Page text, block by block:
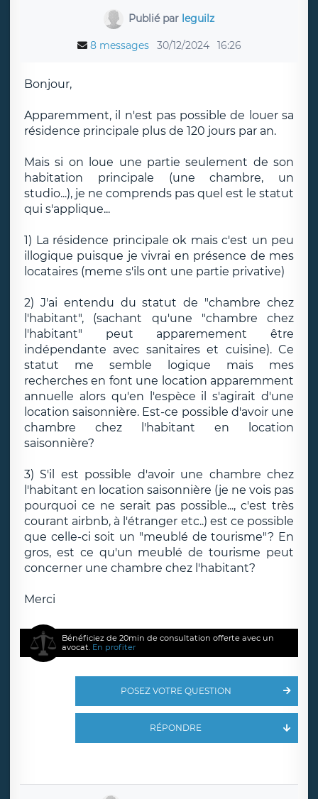
Publié par leguilz
8 messages 30/12/2024 16:26
Bonjour,
Apparemment, il n'est pas possible de louer sa
résidence principale plus de 120 jours par an.
Mais si on loue une partie seulement de son
habitation principale (une chambre, un
studio...), je ne comprends pas quel est le statut
qui s'applique...
1) La résidence principale ok mais c'est un peu
illogique puisque je vivrai en présence de mes
locataires (meme s'ils ont une partie privative)
2) J'ai entendu du statut de "chambre chez
l'habitant", (sachant qu'une "chambre chez
l'habitant" peut apparemement être
indépendante avec sanitaires et cuisine). Ce
statut me semble logique mais mes
recherches en font une location apparemment
annuelle alors qu'en l'espèce il s'agirait d'une
location saisonnière. Est-ce possible d'avoir une
chambre chez l'habitant en location
saisonnière?
3) S'il est possible d'avoir une chambre chez
l'habitant en location saisonnière (je ne vois pas
pourquoi ce ne serait pas possible..., c'est très
courant airbnb, à l'étranger etc..) est ce possible
que celle-ci soit un "meublé de tourisme"? En
gros, est ce qu'un meublé de tourisme peut
concerner une chambre chez l'habitant?
Merci
Bénéficiez de 20min de consultation offerte avec un
avocat. En profiter
POSEZ VOTRE QUESTION
RÉPONDRE